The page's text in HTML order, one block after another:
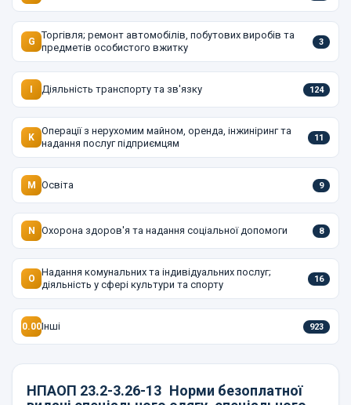
G
Торгівля; ремонт автомобілів, побутових виробів та
предметів особистого вжитку
3
I Діяльність транспорту та зв'язку 124
K
Операції з нерухомим майном, оренда, інжиніринг та
надання послуг підприємцям
11
M Освіта 9
N Охорона здоров'я та надання соціальної допомоги 8
O
Надання комунальних та індивідуальних послуг;
діяльність у сфері культури та спорту
16
0.00Інші 923
НПАОП 23.2-3.26-13 Норми безоплатної